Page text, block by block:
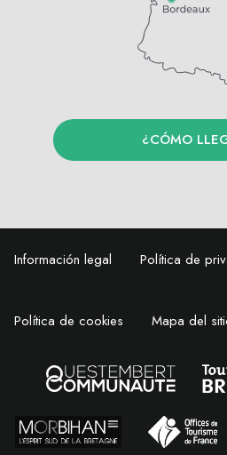
¿CÓMO
Información legal Política de
Política de cookies Mapa del